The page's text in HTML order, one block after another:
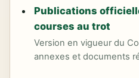
Publications
courses au trot
Version en vigueur du
annexes et documents